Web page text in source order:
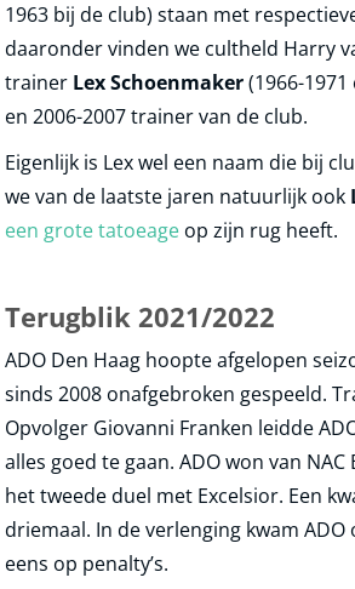
1963 bij de club) staan met
daaronder vinden we cultheld Harry
trainer Lex Schoenmaker(1966-
en 2006-2007 trainer van de club.
Eigenlijk is Lex wel een naam die bij
we van de laatste jaren natuurlijk ook
een grote tatoeage op zijn rug heeft.
Terugblik 2021/2022
ADO Den Haag hoopte afgelopen
sinds 2008 onafgebroken gespeeld.
Opvolger Giovanni Franken leidde
alles goed te gaan. ADO won van
het tweede duel met Excelsior. Een
driemaal. In de verlenging kwam
eens op penalty’s.